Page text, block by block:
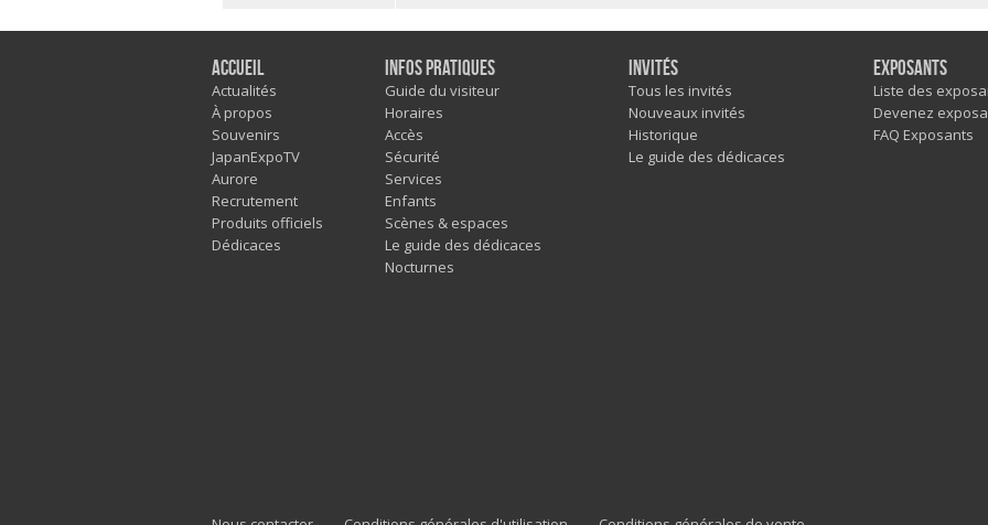
Accueil
Actualités
À propos
Souvenirs
JapanExpoTV
Aurore
Recrutement
Produits officiels
Dédicaces
Infos pratiques
Guide du visiteur
Horaires
Accès
Sécurité
Services
Enfants
Scènes & espaces
Le guide des dédicaces
Nocturnes
Invités
Tous les invités
Nouveaux invités
Historique
Le guide des dédicaces
Exposants
Liste des
Devenez
FAQ Exposants